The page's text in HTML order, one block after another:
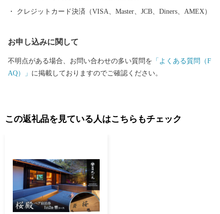
クレジットカード決済（VISA、Master、JCB、Diners、AMEX）
お申し込みに関して
不明点がある場合、お問い合わせの多い質問を 「よくある質問（F
AQ）」 に掲載しておりますのでご確認ください。
この返礼品を見ている人はこちらもチェック